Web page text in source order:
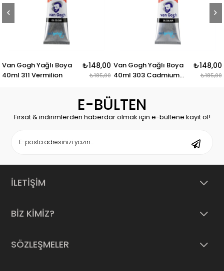
Gogh Yağlı Boya
311 Vermilion
₺148,00
₺185,00
Van Gogh Yağlı Boya
40ml 303 Cadmium
₺148,00
₺185,00
E-BÜLTEN
Fırsat & indirimlerden haberdar olmak için e-bültene kayıt ol!
İLETİŞİM
BİZ KİMİZ?
SÖZLEŞMELER